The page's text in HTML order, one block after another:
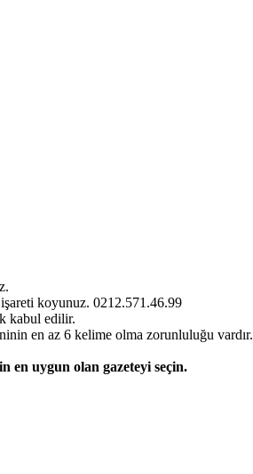
işareti koyunuz. 0212.571.46.99
kabul edilir.
en az 6 kelime olma zorunluluğu vardır.
en uygun olan gazeteyi seçin.